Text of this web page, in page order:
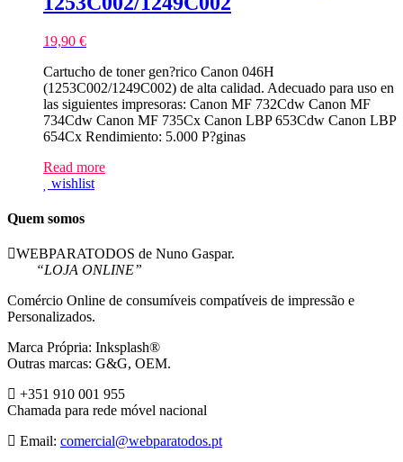
19,90 €
Cartucho de toner gen?rico Canon 046H
(1253C002/1249C002) de alta calidad. Adecuado para uso en
las siguientes impresoras: Canon MF 732Cdw Canon MF
734Cdw Canon MF 735Cx Canon LBP 653Cdw Canon LBP
654Cx Rendimiento: 5.000 P?ginas
Read more
wishlist
Quem somos
WEBPARATODOS de Nuno Gaspar.
“LOJA ONLINE”
Comércio Online de consumíveis compatíveis de impressão e
Personalizados.
Marca Própria: Inksplash®
Outras marcas: G&G, OEM.
+351 910 001 955
Chamada para rede móvel nacional
Email: comercial@webparatodos.pt